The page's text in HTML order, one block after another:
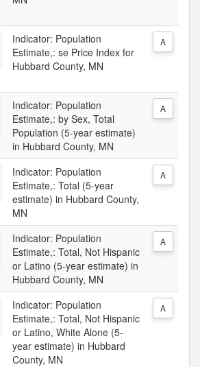
Indicator: Population
Estimate,: se Price Index for
Hubbard County, MN
A
Indicator: Population
Estimate,: by Sex, Total
Population (5-year estimate)
in Hubbard County, MN
A
Indicator: Population
Estimate,: Total (5-year
estimate) in Hubbard County,
MN
A
Indicator: Population
Estimate,: Total, Not Hispanic
or Latino (5-year estimate) in
Hubbard County, MN
A
Indicator: Population
Estimate,: Total, Not Hispanic
or Latino, White Alone (5-
year estimate) in Hubbard
County, MN
A